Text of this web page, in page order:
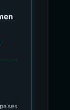
oficiales de